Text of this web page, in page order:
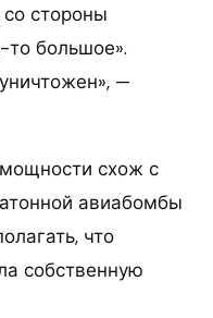
стороны
то большое».
—
схож с
авиабомбы
что
собственную